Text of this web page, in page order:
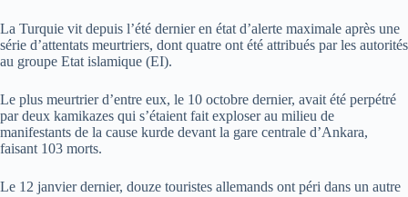
La Turquie vit depuis l’été dernier en état d’alerte maximale après une
série d’attentats meurtriers, dont quatre ont été attribués par les autorités
au groupe Etat islamique (EI).
Le plus meurtrier d’entre eux, le 10 octobre dernier, avait été perpétré
par deux kamikazes qui s’étaient fait exploser au milieu de
manifestants de la cause kurde devant la gare centrale d’Ankara,
faisant 103 morts.
Le 12 janvier dernier, douze touristes allemands ont péri dans un autre